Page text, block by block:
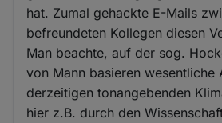
hat. Zumal gehackte E-Mails
befreundeten Kollegen diesen
Man beachte, auf der sog.
von Mann basieren wesentliche
derzeitigen tonangebenden
hier z.B. durch den